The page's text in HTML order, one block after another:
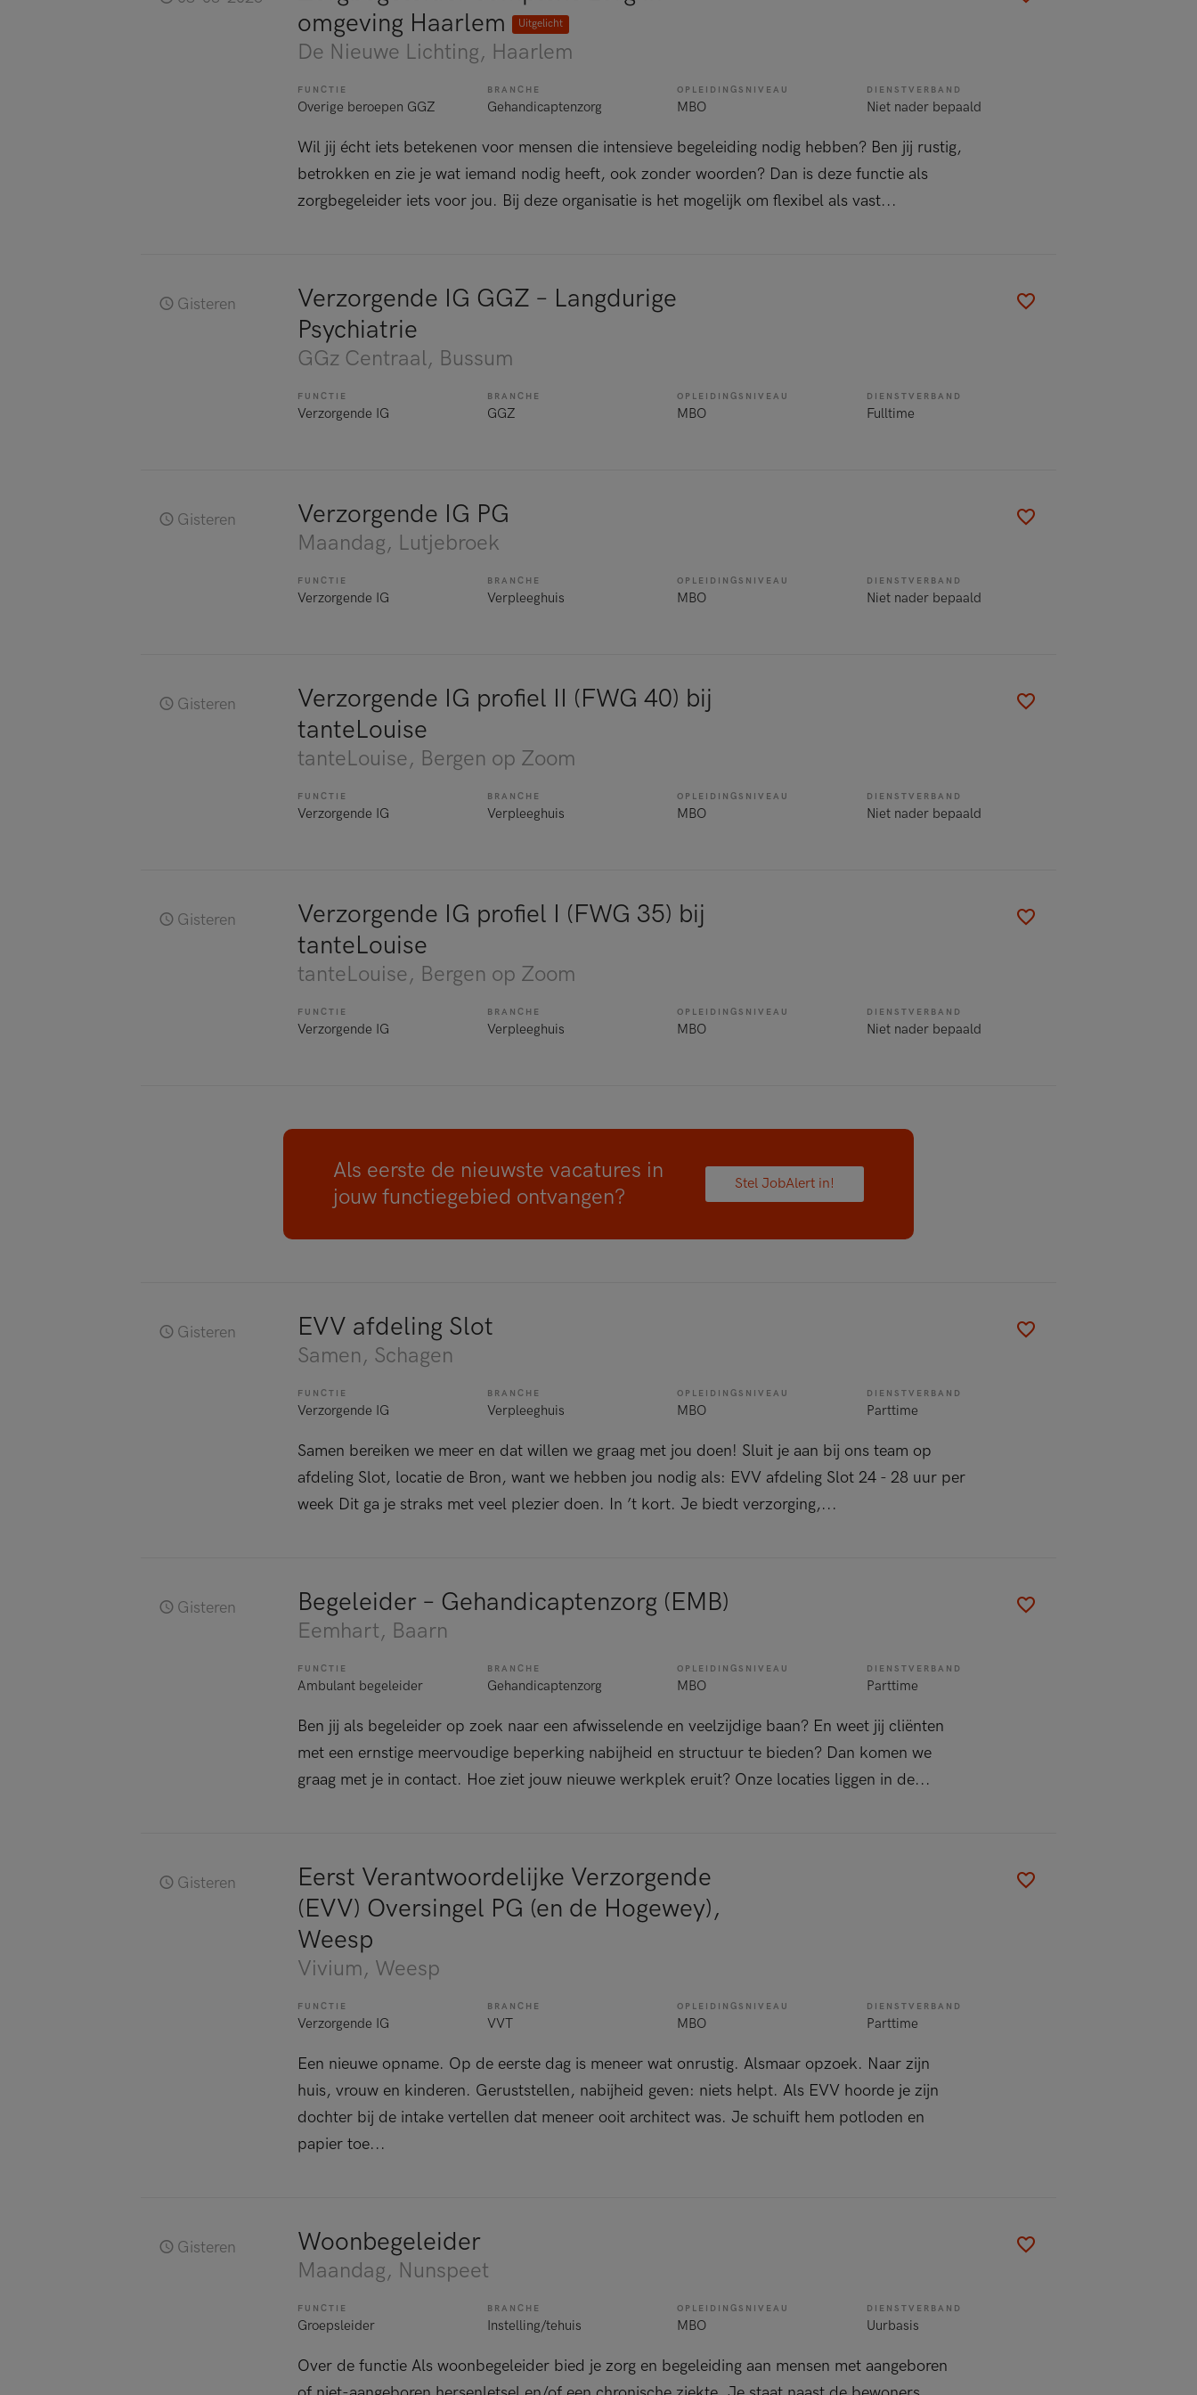
omgeving Haarlem
Uitgelicht
De Nieuwe Lichting, Haarlem
FUNCTIE
Overige beroepen GGZ
BRANCHE
Gehandicaptenzorg
OPLEIDINGSNIVEAU
MBO
DIENSTVERBAND
Niet nader bepaald
Wil jij écht iets betekenen voor mensen die intensieve begeleiding nodig hebben? Ben jij rustig,
betrokken en zie je wat iemand nodig heeft, ook zonder woorden? Dan is deze functie als
zorgbegeleider iets voor jou. Bij deze organisatie is het mogelijk om flexibel als vast...
Gisteren
Verzorgende IG GGZ – Langdurige
Psychiatrie
GGz Centraal, Bussum
FUNCTIE
Verzorgende IG
BRANCHE
GGZ
OPLEIDINGSNIVEAU
MBO
DIENSTVERBAND
Fulltime
Gisteren Verzorgende IG PG
Maandag, Lutjebroek
FUNCTIE
Verzorgende IG
BRANCHE
Verpleeghuis
OPLEIDINGSNIVEAU
MBO
DIENSTVERBAND
Niet nader bepaald
Gisteren
Verzorgende IG profiel II (FWG 40) bij
tanteLouise
tanteLouise, Bergen op Zoom
FUNCTIE
Verzorgende IG
BRANCHE
Verpleeghuis
OPLEIDINGSNIVEAU
MBO
DIENSTVERBAND
Niet nader bepaald
Gisteren
Verzorgende IG profiel I (FWG 35) bij
tanteLouise
tanteLouise, Bergen op Zoom
FUNCTIE
Verzorgende IG
BRANCHE
Verpleeghuis
OPLEIDINGSNIVEAU
MBO
DIENSTVERBAND
Niet nader bepaald
Als eerste de nieuwste vacatures in
jouw functiegebied ontvangen?
Stel JobAlert in!
Gisteren EVV afdeling Slot
Samen, Schagen
FUNCTIE
Verzorgende IG
BRANCHE
Verpleeghuis
OPLEIDINGSNIVEAU
MBO
DIENSTVERBAND
Parttime
Samen bereiken we meer en dat willen we graag met jou doen! Sluit je aan bij ons team op
afdeling Slot, locatie de Bron, want we hebben jou nodig als: EVV afdeling Slot 24 - 28 uur per
week Dit ga je straks met veel plezier doen. In ’t kort. Je biedt verzorging,...
Gisteren Begeleider – Gehandicaptenzorg (EMB)
Eemhart, Baarn
FUNCTIE
Ambulant begeleider
BRANCHE
Gehandicaptenzorg
OPLEIDINGSNIVEAU
MBO
DIENSTVERBAND
Parttime
Ben jij als begeleider op zoek naar een afwisselende en veelzijdige baan? En weet jij cliënten
met een ernstige meervoudige beperking nabijheid en structuur te bieden? Dan komen we
graag met je in contact. Hoe ziet jouw nieuwe werkplek eruit? Onze locaties liggen in de...
Gisteren
Eerst Verantwoordelijke Verzorgende
(EVV) Oversingel PG (en de Hogewey),
Weesp
Vivium, Weesp
FUNCTIE
Verzorgende IG
BRANCHE
VVT
OPLEIDINGSNIVEAU
MBO
DIENSTVERBAND
Parttime
Een nieuwe opname. Op de eerste dag is meneer wat onrustig. Alsmaar opzoek. Naar zijn
huis, vrouw en kinderen. Geruststellen, nabijheid geven: niets helpt. Als EVV hoorde je zijn
dochter bij de intake vertellen dat meneer ooit architect was. Je schuift hem potloden en
papier toe...
Gisteren Woonbegeleider
Maandag, Nunspeet
FUNCTIE
Groepsleider
BRANCHE
Instelling/tehuis
OPLEIDINGSNIVEAU
MBO
DIENSTVERBAND
Uurbasis
Over de functie Als woonbegeleider bied je zorg en begeleiding aan mensen met aangeboren